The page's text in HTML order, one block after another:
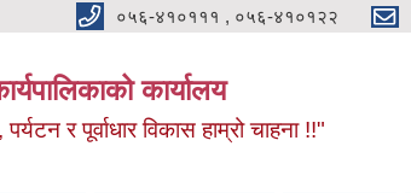
०५६-४१०१११ , ०५६-४१०१२२
कार्यालय
र पूर्वाधार विकास हाम्रो चाहना !!"